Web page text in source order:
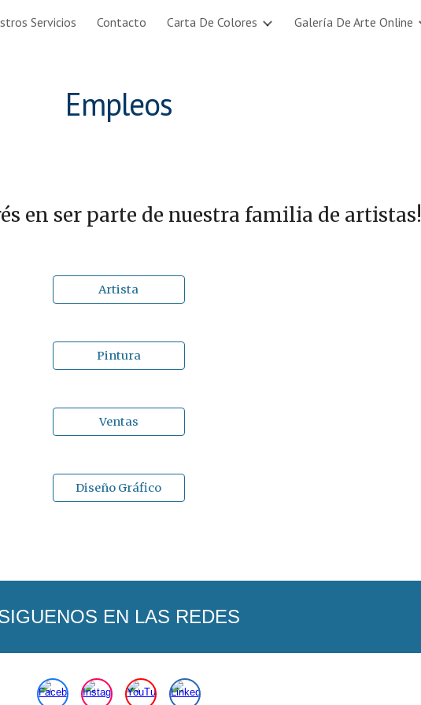
Skip to navigation
Servicios Contacto Carta De Colores Galería De Arte Online
Empleos
en ser parte de nuestra familia de artistas!
Artista
Pintura
Ventas
Diseño Gráfico
EN LAS REDES